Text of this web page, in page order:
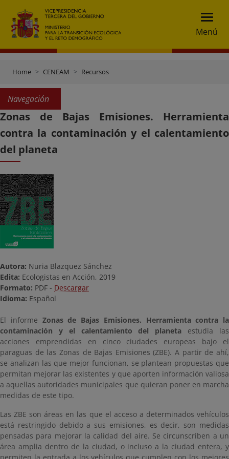
Menú
Home CENEAM Recursos
Navegación
Zonas de Bajas Emisiones. Herramienta
contra la contaminación y el calentamiento
del planeta
Autora: Nuria Blazquez Sánchez
Edita: Ecologistas en Acción, 2019
Formato: PDF - Descargar
Idioma: Español
El informe Zonas de Bajas Emisiones. Herramienta contra la
contaminación y el calentamiento del planeta estudia las
acciones emprendidas en cinco ciudades europeas bajo el
paraguas de las Zonas de Bajas Emisiones (ZBE). A partir de ahí,
se analizan las que mejor funcionan, se plantean propuestas que
permitan mejorar las existentes y que aporten información valiosa
a aquellas autoridades municipales que quieran poner en marcha
medidas de este tipo.
Las ZBE son áreas en las que el acceso a determinados vehículos
está restringido debido a sus emisiones, es decir, son medidas
pensadas para mejorar la calidad del aire. Se circunscriben a un
área amplia dentro de la ciudad, o incluso a la ciudad entera, y